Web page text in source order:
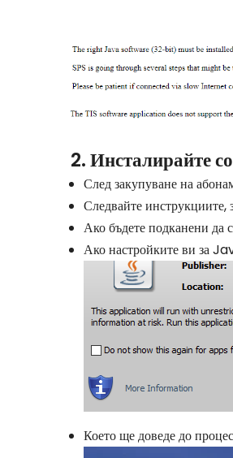
2. Инсталирайте
След закупуване на
Следвайте инструкциите,
Ако бъдете подканени да
Ако настройките ви за
Което ще доведе до